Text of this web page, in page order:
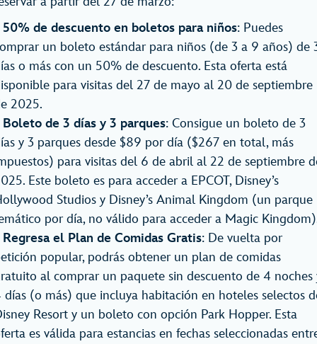
50% de descuento en boletos para niños: Puedes
un boleto estándar para niños (de 3 a 9 años) de
o más con un 50% de descuento. Esta oferta está
para visitas del 27 de mayo al 20 de septiembre
2025.
Boleto de 3 días y 3 parques: Consigue un boleto de 3
y 3 parques desde $89 por día ($267 en total, más
para visitas del 6 de abril al 22 de septiembre
Este boleto es para acceder a EPCOT, Disney’s
Studios y Disney’s Animal Kingdom (un parque
por día, no válido para acceder a Magic
Regresa el Plan de Comidas Gratis: De vuelta por
popular, podrás obtener un plan de comidas
al comprar un paquete sin descuento de 4 noches
días (o más) que incluya habitación en hoteles selectos
Resort y un boleto con opción Park Hopper. Esta
es válida para estancias en fechas seleccionadas